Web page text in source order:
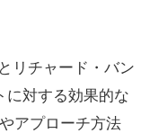
リチャード・バン
に対する効果的な
アプローチ方法